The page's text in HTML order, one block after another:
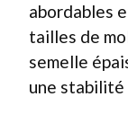
abordables
tailles de
semelle
une stabilité